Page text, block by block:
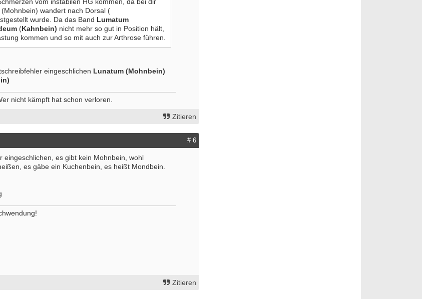
wandert nach Dorsal (
wurde. Da das Band Lumatum
(Kahnbein) nicht mehr so gut in Position hält,
kommen und so mit auch zur Arthrose führen.
eingeschlichen Lunatum (Mohnbein)
nicht kämpft hat schon verloren.
Zitieren
# 6
eingeschlichen, es gibt kein Mohnbein, wohl
es gäbe ein Kuchenbein, es heißt Mondbein.
Zitieren